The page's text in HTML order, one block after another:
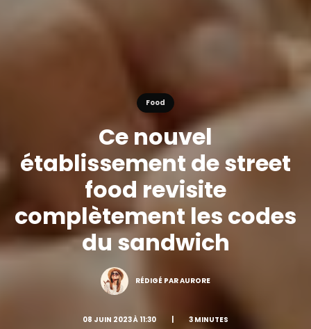
Food
Ce nouvel
établissement de street
food revisite
complètement les codes
du sandwich
RÉDIGÉ PAR AURORE
08 JUIN 2023 À 11:30 3 MINUTES